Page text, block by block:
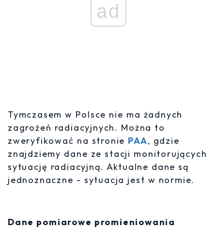
ad
Tymczasem w Polsce nie ma żadnych
zagrożeń radiacyjnych. Można to
zweryfikować na stronie PAA, gdzie
znajdziemy dane ze stacji monitorujących
sytuację radiacyjną. Aktualne dane są
jednoznaczne - sytuacja jest w normie.
Dane pomiarowe promieniowania